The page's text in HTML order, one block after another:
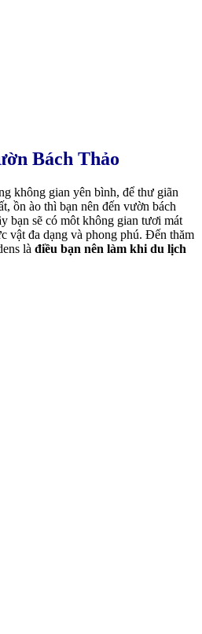
Bách Thảo
không gian yên bình, để thư giãn
ồn ào thì bạn nên đến vườn bách
bạn sẽ có môt không gian tươi mát
vật đa dạng và phong phú. Đến thăm
là điều bạn nên làm khi du lịch